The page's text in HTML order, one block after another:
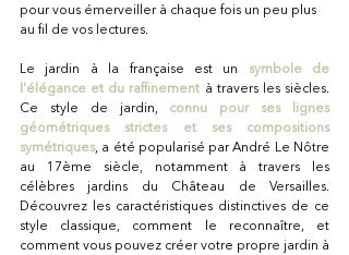
pour vous émerveiller à chaque fois un peu plus
au fil de vos lectures.
Le jardin à la française est un
symbole de
l'élégance et du raffinement à travers les siècles.
Ce style de jardin, connu pour ses lignes
géométriques strictes et ses compositions
symétriques, a été popularisé par André Le Nôtre
au 17ème siècle, notamment à travers les
célèbres jardins du Château de Versailles.
Découvrez les caractéristiques distinctives de ce
style classique, comment le reconnaître, et
comment vous pouvez créer votre propre jardin à